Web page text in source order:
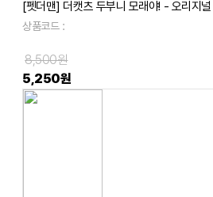
[펫더맨] 더캣츠 두부니 모래야! - 오리지
상품코드 :
8,500원
5,250원